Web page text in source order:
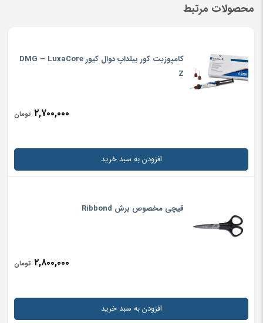
محصولات مرتبط
کامپوزیت کور بیلداپ دوال کیور DMG – LuxaCore
Z
۲,۷۰۰,۰۰۰ تومان
افزودن به سبد خرید
قیچی مخصوص برش Ribbond
۲,۸۰۰,۰۰۰ تومان
افزودن به سبد خرید